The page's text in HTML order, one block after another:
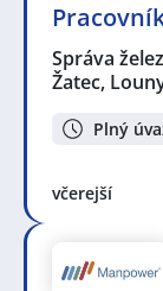
Správa
Žatec,
Plný
včerejší